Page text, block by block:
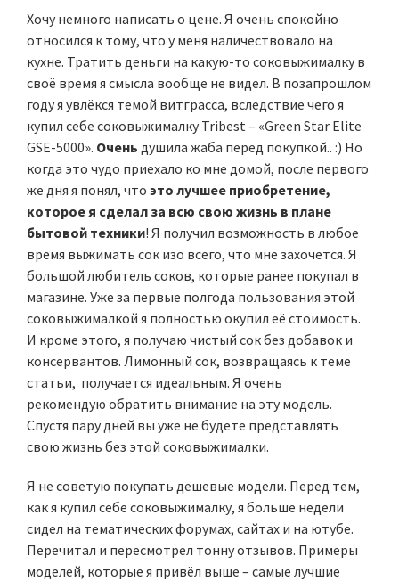
Хочу немного написать о цене. Я очень спокойно
относился к тому, что у меня наличествовало на
кухне. Тратить деньги на какую-то соковыжималку в
своё время я смысла вообще не видел. В позапрошлом
году я увлёкся темой витграсса, вследствие чего я
купил себе соковыжималку Tribest – «Green Star Elite
GSE-5000». Очень душила жаба перед покупкой.. :) Но
когда это чудо приехало ко мне домой, после первого
же дня я понял, что это лучшее приобретение,
которое я сделал за всю свою жизнь в плане
бытовой техники! Я получил возможность в любое
время выжимать сок изо всего, что мне захочется. Я
большой любитель соков, которые ранее покупал в
магазине. Уже за первые полгода пользования этой
соковыжималкой я полностью окупил её стоимость.
И кроме этого, я получаю чистый сок без добавок и
консервантов. Лимонный сок, возвращаясь к теме
статьи, получается идеальным. Я очень
рекомендую обратить внимание на эту модель.
Спустя пару дней вы уже не будете представлять
свою жизнь без этой соковыжималки.
Я не советую покупать дешевые модели. Перед тем,
как я купил себе соковыжималку, я больше недели
сидел на тематических форумах, сайтах и на ютубе.
Перечитал и пересмотрел тонну отзывов. Примеры
моделей, которые я привёл выше – самые лучшие